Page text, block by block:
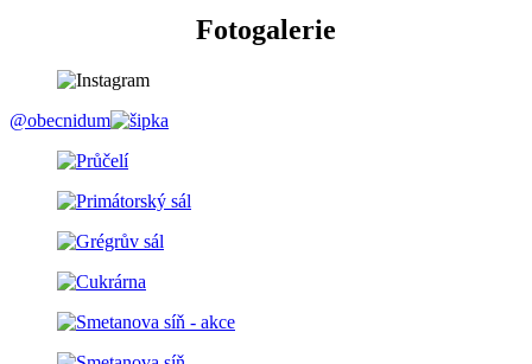
Fotogalerie
@obecnidum